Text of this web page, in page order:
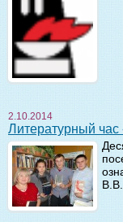
2.10.2014
Литературный